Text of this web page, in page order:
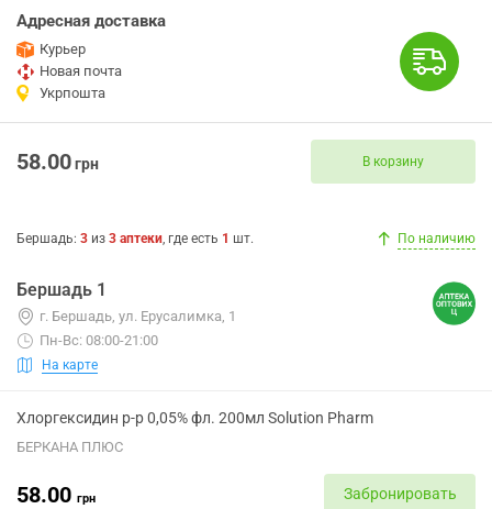
Адресная доставка
Курьер
Новая почта
Укрпошта
58.00грн В корзину
Бершадь: 3 из 3 аптеки, где есть 1 шт. По наличию
Бершадь 1
г. Бершадь, ул. Ерусалимка, 1
Пн-Вс: 08:00-21:00
На карте
Хлоргексидин р-р 0,05% фл. 200мл Solution Pharm
БЕРКАНА ПЛЮС
58.00 грн Забронировать